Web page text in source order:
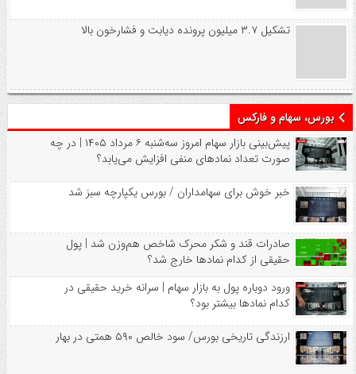
تشکیل ۳.۷ میلیون پرونده دیابت و فشارخون بالا
بورس، سهام و فارکس
پیش‌بینی بازار سهام امروز سه‌شنبه ۶ مرداد ۱۴۰۵ | در چه
صورت تعداد نماد‌های منفی افزایش می‌یابد؟
خبر خوش برای سهامداران / بورس یکپارچه سبز شد
صادرات قند و شکر محرک شاخص هم‌وزن شد | پول
حقیقی از کدام نماد‌ها خارج شد؟
ورود دوباره پول به بازار سهام | سرانه خرید حقیقی در
کدام نماد‌ها بیشتر بود؟
ارزندگی تاریخی بورس/ سود خالص ۵۹۰ همتی در بهار